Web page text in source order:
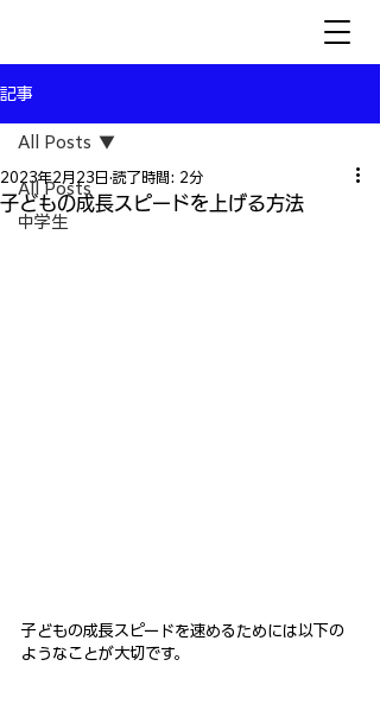
記事
All Posts
中学生
All Posts
子どもの成長スピードを上げる方法
2023年2月23日 読了時間: 2分
子どもの成長スピードを速めるためには以下の
ようなことが大切です。